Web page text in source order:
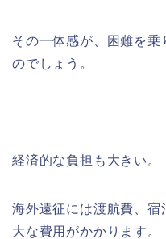
その一体感が、困難を乗
のでしょう。
経済的な負担も大きい。
海外遠征には渡航費、
大な費用がかかります。